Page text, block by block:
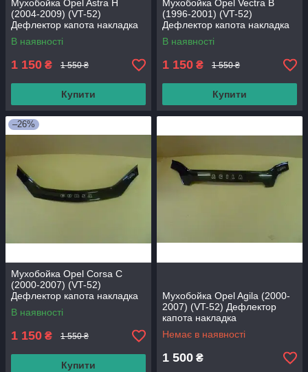
Мухобойка Opel Astra Н
(2004-2009) (VT-52)
Дефлектор капота накладка
В наявності
1 150 ₴ 1 550 ₴
Купити
Мухобойка Opel Vectra B
(1996-2001) (VT-52)
Дефлектор капота накладка
В наявності
1 150 ₴ 1 550 ₴
Купити
–26%
Мухобойка Opel Corsa С
(2000-2007) (VT-52)
Дефлектор капота накладка
В наявності
1 150 ₴ 1 550 ₴
Купити
Мухобойка Opel Agila (2000-
2007) (VT-52) Дефлектор
капота накладка
Немає в наявності
1 500 ₴